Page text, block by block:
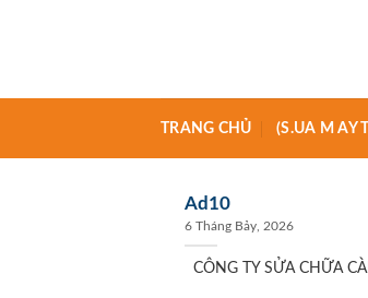
TRANG CHỦ (S.UA M AY
Ad10
6 Tháng Bảy, 2026
CÔNG TY SỬA CHỮA